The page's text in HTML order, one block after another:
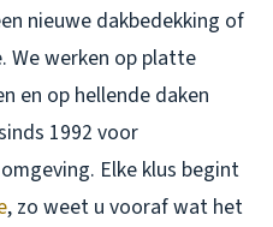
nieuwe dakbedekking of
We werken op platte
en op hellende daken
1992 voor
Elke klus begint
, zo weet u vooraf wat het